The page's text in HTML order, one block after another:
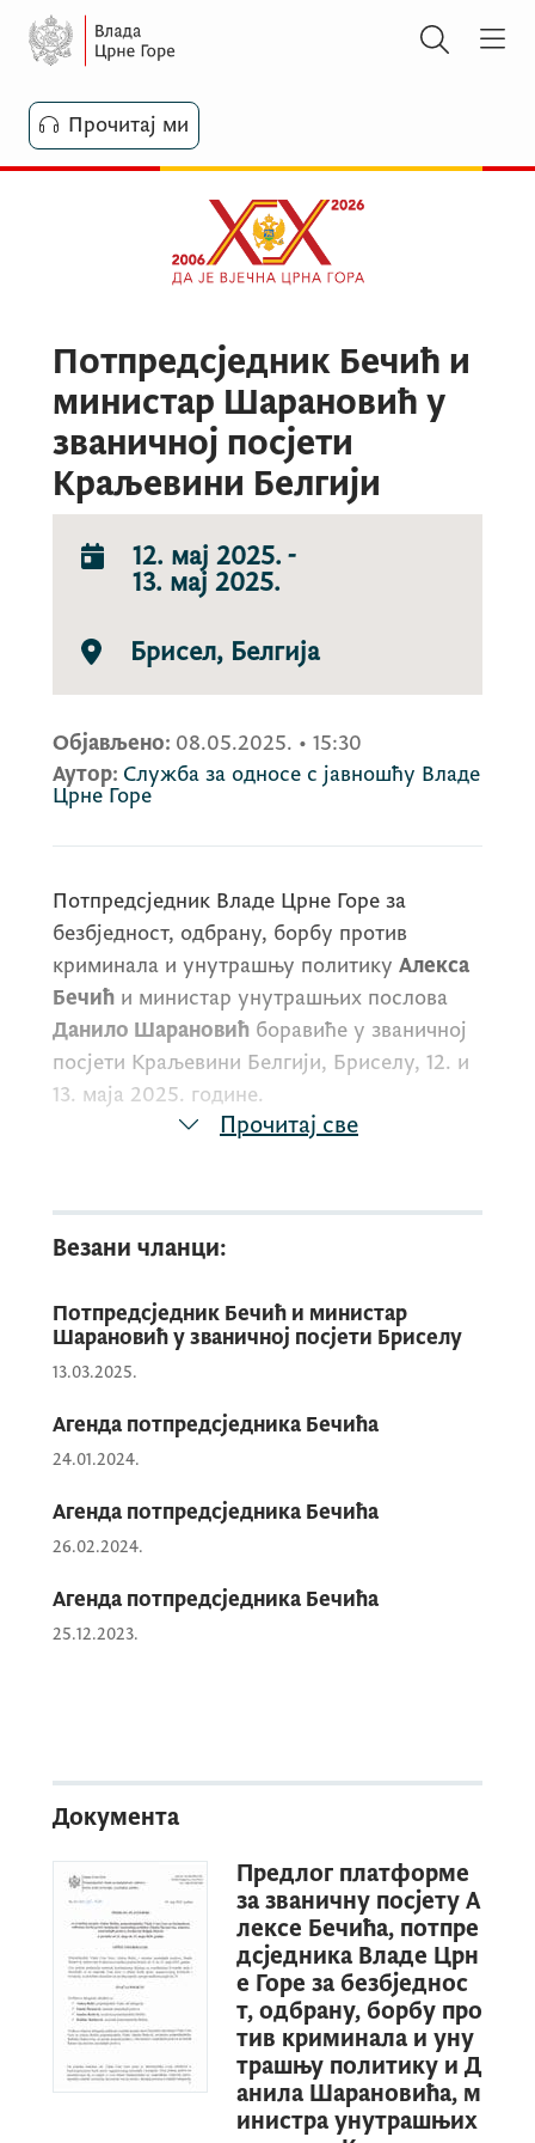
Прочитај ми
Потпредсједник Бечић и
министар Шарановић у
званичној посјети
Краљевини Белгији
12. мај 2025. -
13. мај 2025.
Брисел, Белгија
Објављено: 08.05.2025. • 15:30
Аутор: Служба за односе с јавношћу Владе
Црне Горе
Потпредсједник Владе Црне Горе за
безбједност, одбрану, борбу против
криминала и унутрашњу политику Алекса
Бечић и министар унутрашњих послова
Данило Шарановић боравиће у званичној
посјети Краљевини Белгији, Бриселу, 12. и
13. маја 2025. године.
Платформу можете погледати у
Прочитај све
Везани чланци:
Потпредсједник Бечић и министар
Шарановић у званичној посјети Бриселу
13.03.2025.
Агенда потпредсједника Бечића
24.01.2024.
Агенда потпредсједника Бечића
26.02.2024.
Агенда потпредсједника Бечића
25.12.2023.
Документа
Предлог платформе
за званичну посјету А
лексе Бечића, потпре
дсједника Владе Црн
е Горе за безбједнос
т, одбрану, борбу про
тив криминала и уну
трашњу политику и Д
анила Шарановића, м
инистра унутрашњих